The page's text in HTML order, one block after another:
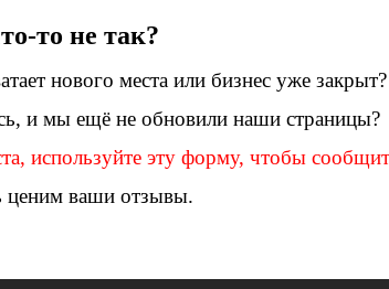
то не так?
нового места или бизнес уже
и мы ещё не обновили наши страницы?
используйте эту форму, чтобы
ваши отзывы.